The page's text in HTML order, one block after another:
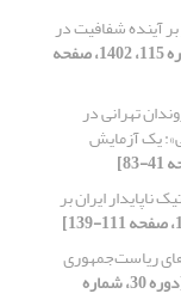
آینده شفافیت در
[دوره 30، شماره 115، 1402، صفحه
تهرانی در
یک آزمایش
ناپایدار ایران بر
ریاست‌جمهوری
[دوره 30، شماره